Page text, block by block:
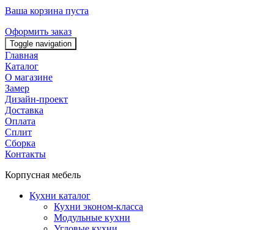
Ваша корзина пуста
Оформить заказ
Toggle navigation
Главная
Каталог
О магазине
Замер
Дизайн-проект
Доставка
Оплата
Сплит
Сборка
Контакты
Корпусная мебель
Кухни каталог
Кухни эконом-класса
Модульные кухни